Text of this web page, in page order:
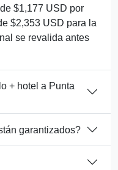
$1,177 USD por
$2,353 USD para la
se revalida antes
+ hotel a Punta
garantizados?